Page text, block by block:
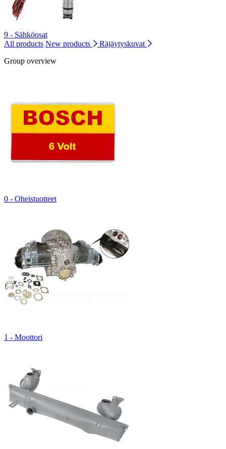
9 - Sähköosat
All products New products
Räjäytyskuvat
Group overview
0 - Oheistuotteet
1 - Moottori